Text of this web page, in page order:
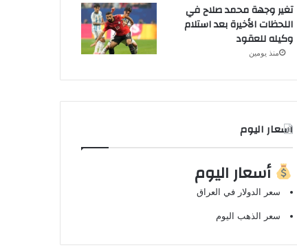
تغير وجهة محمد صلاح في
اللحظات الأخيرة بعد استلام
وكيله للعقود
منذ يومين
اسعار اليوم
أسعار اليوم
سعر الدولار في العراق
سعر الذهب اليوم